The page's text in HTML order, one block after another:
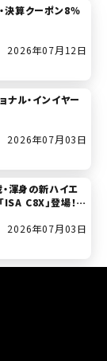
決算クーポン8％
2026年07月12日
ル・インイヤー
2026年07月03日
渾身の新ハイエ
ISA C8X」登場！(2
2026年07月03日